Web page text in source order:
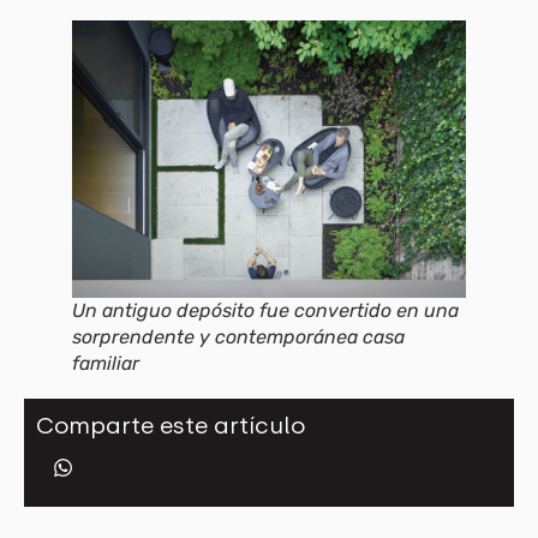
Un antiguo depósito fue convertido en una
sorprendente y contemporánea casa
familiar
Comparte este artículo